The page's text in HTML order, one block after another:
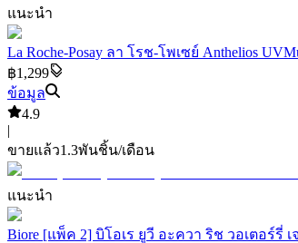
แนะนำ
La Roche-Posay ลา โรช-โพเซย์ Anthelios
฿1,299
ข้อมูล
4.9
|
ขายแล้ว1.3พันชิ้น/เดือน
แนะนำ
Biore [แพ็ค 2] บิโอเร ยูวี อะควา ริช วอเตอร์รี่